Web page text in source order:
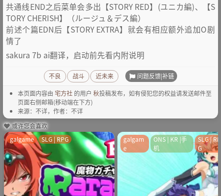
共通线END之后菜单会多出【STORY RED】(ユニカ編)、【S
TORY CHERISH】（ルージュ＆デス編）
前述个篇EDN后【STORY EXTRA】就会有相应额外追加O剧
情了
sakura 7b ai翻译，启动前先看内附说明
不良 战斗 近未来 问题反馈|补链
本页面内容由 宅方社 的用户 秋投稿发布，如有侵犯您的权益请发送邮件至
页面右侧邮箱(移动端在下方)
来源：不详，作者：不详
或许您会喜欢
galgame SLG | RPG
galgam
e
ONS | KR |手
机
SLG | RP
G